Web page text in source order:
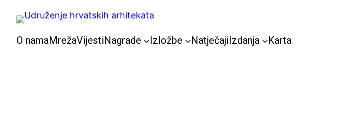
Skoči
sadržaja
O namaMrežaVijestiNagrade Izložbe NatječajiIzdanja Karta